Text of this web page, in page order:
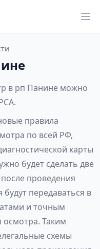
в рп Панине можно
правила
по всей РФ,
карты
будет сделать две
проведения
передаваться в
и точным
Таким
схемы